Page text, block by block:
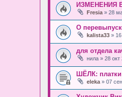
ИЗМЕНЕНИЯ
Fresia » 28
О
kalista33 »
для отдела
нила » 28 окт
ШЁЛК: платки
eleka » 07